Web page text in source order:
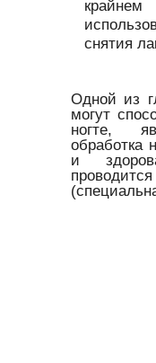
снятия
Одной из
могут
ногте,
обработка
и